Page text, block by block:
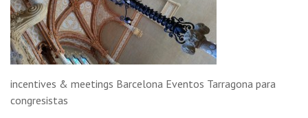
incentives & meetings Barcelona Eventos Tarragona para
congresistas